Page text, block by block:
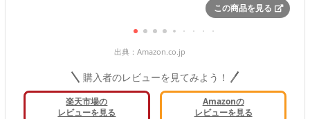
この商品を見る
出典： Amazon.co.jp
購入者のレビューを見てみよう！
楽天市場の
レビューを見る
Amazonの
レビューを見る